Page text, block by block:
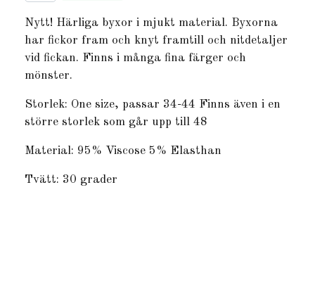
Nytt! Härliga byxor i mjukt material. Byxorna
har fickor fram och knyt framtill och nitdetaljer
vid fickan. Finns i många fina färger och
mönster.
Storlek: One size, passar 34-44 Finns även i en
större storlek som går upp till 48
Material: 95% Viscose 5% Elasthan
Tvätt: 30 grader